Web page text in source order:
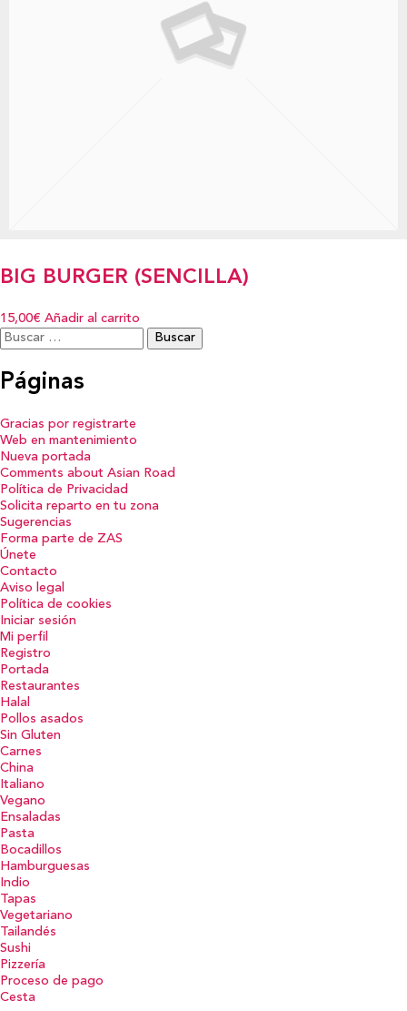
BIG BURGER (SENCILLA)
15,00€ Añadir al carrito
Buscar:
Páginas
Gracias por registrarte
Web en mantenimiento
Nueva portada
Comments about Asian Road
Política de Privacidad
Solicita reparto en tu zona
Sugerencias
Forma parte de ZAS
Únete
Contacto
Aviso legal
Política de cookies
Iniciar sesión
Mi perfil
Registro
Portada
Restaurantes
Halal
Pollos asados
Sin Gluten
Carnes
China
Italiano
Vegano
Ensaladas
Pasta
Bocadillos
Hamburguesas
Indio
Tapas
Vegetariano
Tailandés
Sushi
Pizzería
Proceso de pago
Cesta